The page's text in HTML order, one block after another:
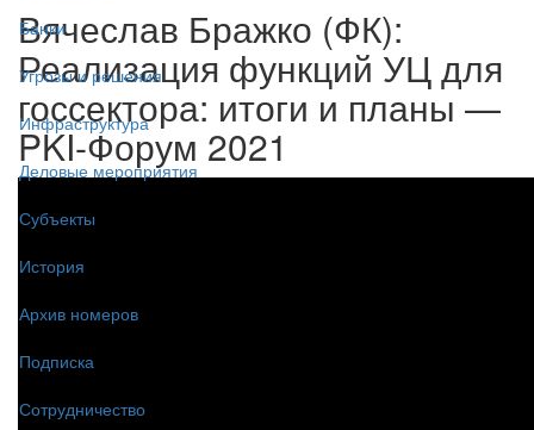
Банки
Угрозы и решения
Инфраструктура
Деловые мероприятия
Субъекты
История
Архив номеров
Подписка
Сотрудничество
Вячеслав Бражко (ФК):
Реализация функций УЦ для
госсектора: итоги и планы —
PKI-Форум 2021